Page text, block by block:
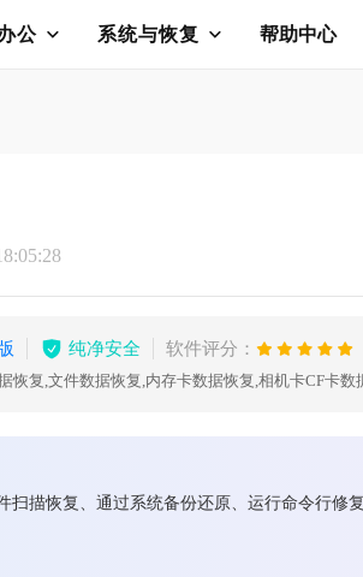
公 系统与恢复 帮助中心
纯净安全 软件评分：
描恢复、通过系统备份还原、运行命令行修